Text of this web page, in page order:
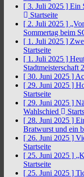
[ 3. Juli 2025 ] Ein
Startseite
[ 2. Juli 2025 ]
Sommertag beim
[ 1. Juli 2025 ]
Startseite
[ 1. Juli 2025 ]
Stadtmeisterschaft
[ 30. Juni 2025 ]
[ 29. Juni 2025 ]
Startseite
[ 29. Juni 2025 ]
Wahlschied
[ 28. Juni 2025 ]
Bratwurst und ein
[ 26. Juni 2025 ]
Startseite
[ 25. Juni 2025 ]
Startseite
[ 25. Juni 2025 ]